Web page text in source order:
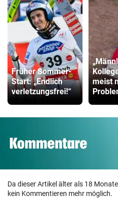
Früher Sommer-
Start: „Endlich
verletzungsfrei!“
meist
Da dieser Artikel älter als 18
kein Kommentieren mehr möglich.